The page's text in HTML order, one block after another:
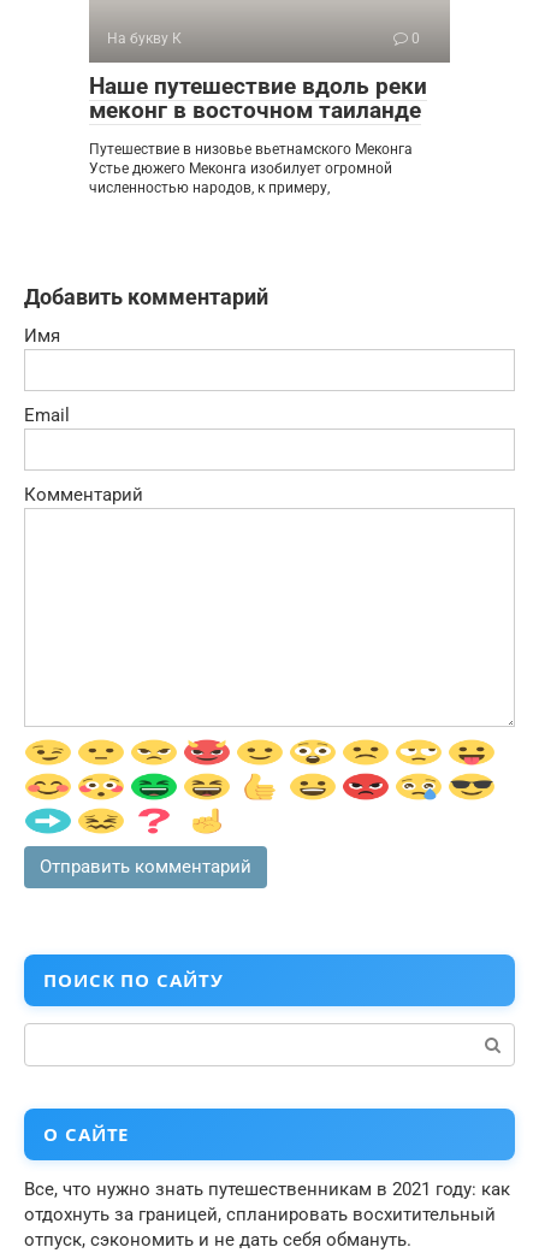
На букву К 0
Наше путешествие вдоль реки
меконг в восточном таиланде
Путешествие в низовье вьетнамского Меконга
Устье дюжего Меконга изобилует огромной
численностью народов, к примеру,
Добавить комментарий
Имя
Email
Комментарий
ПОИСК ПО САЙТУ
Поиск:
О САЙТЕ
Все, что нужно знать путешественникам в 2021 году: как
отдохнуть за границей, спланировать восхитительный
отпуск, сэкономить и не дать себя обмануть.